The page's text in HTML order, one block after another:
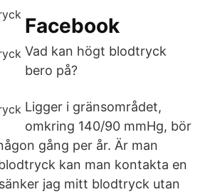
Facebook
Vad kan högt blodtryck
bero på?
Ligger i gränsområdet,
omkring 140/90 mmHg, bör
gång per år. Är man
kan man kontakta en
jag mitt blodtryck utan